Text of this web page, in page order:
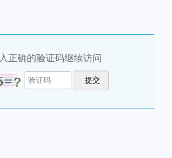
正确的验证码继续访问